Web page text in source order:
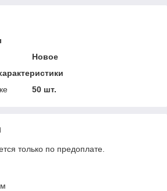
Новое
50 шт.
только по предоплате.